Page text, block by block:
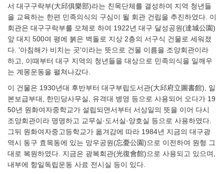
서 대구구락부(大邱俱樂部)라는 친목단체를 결성하여 지역 청년들
을 교육하는 한편 민족의식의 구심이 될 회관 건립을 추진하였다. 이
회관은 대구구락부를 모체로 하여 1922년 대구 달성공원(達城公園)
앞 대지 500여 평에 붉은 벽돌로 지상 2층의 서구식 건물로 세워졌
다. '아침해가 비치는 곳'이라는 뜻으로 건물 이름을 조양회관이라
하고, 이때부터 대구 지역의 청년들을 대상으로 민족의식을 일깨우
는 계몽운동을 펼쳐나갔다.
이 건물은 1930년대 후반부터 대구부립도서관(大邱府立圖書館), 일
본보급부대, 한민당사무실, 유격대 병영 등으로 사용되어 오다가 19
50년 원화여자중학교가 설립되면서부터 서상일의 뜻을 이어 다시
조양회관이라 명명하고 교무실·도서실·양호실 등으로 사용하였다.
그뒤 원화여자중고등학교가 옮겨감에 따라 1984년 지금의 대구광
역시 동구 효목동에 있는 망우공원(忘憂公園)으로 이전하여 원형 그
대로 복원하였다. 지금은 광복회관(光復會館)으로 사용되고 있으며,
내부에 항일독립운동 사료 전시실 등이 있다.